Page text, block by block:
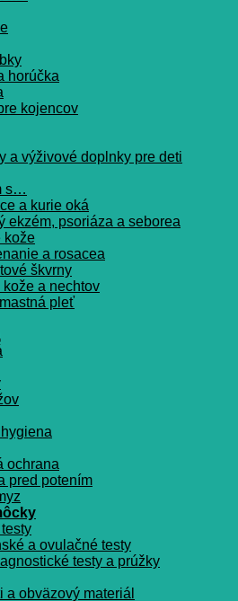
horúčka
kojencov
a výživové doplnky pre deti
s…
a kurie oká
ekzém, psoriáza a seborea
kože
a rosacea
škvrny
kože a nechtov
pleť
hygiena
ochrana
pred potením
a ovulačné testy
testy a prúžky
a obväzový materiál